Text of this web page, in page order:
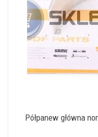
Półpanew główna